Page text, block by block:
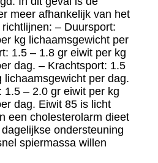
meer afhankelijk van het
– Duursport:
kg lichaamsgewicht per
1.5 – 1.8 gr eiwit per kg
dag. – Krachtsport: 1.5
lichaamsgewicht per dag.
1.5 – 2.0 gr eiwit per kg
dag. Eiwit 85 is licht
een cholesterolarm dieet
ondersteuning
spiermassa willen